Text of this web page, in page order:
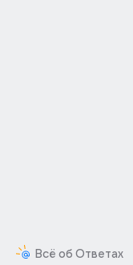
Всё об Ответах